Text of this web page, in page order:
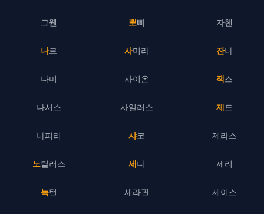
그웬
나르
나미
나서스
나피리
노틸러스
녹턴
뽀삐
사미라
사이온
사일러스
샤코
세나
세라핀
자헨
잔나
잭스
제드
제라스
제리
제이스